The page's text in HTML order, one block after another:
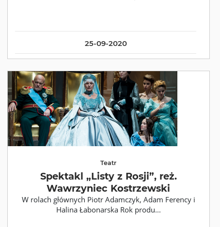
25-09-2020
Teatr
Spektakl „Listy z Rosji”, reż.
Wawrzyniec Kostrzewski
W rolach głównych Piotr Adamczyk, Adam Ferency i
Halina Łabonarska Rok produ...